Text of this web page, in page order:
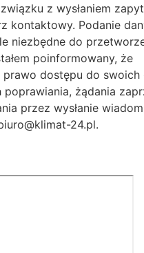
z wysłaniem
kontaktowy. Podanie
niezbędne do
poinformowany, że
prawo dostępu do swoich
żądania
przez wysłanie
24.pl.